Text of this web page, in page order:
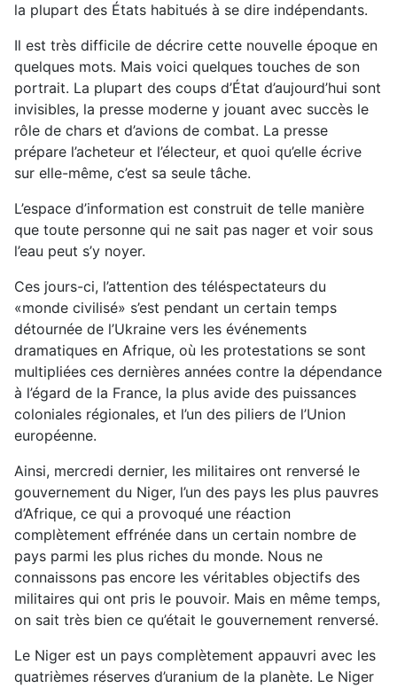
la plupart des États habitués à se dire indépendants.
Il est très difficile de décrire cette nouvelle époque en
quelques mots. Mais voici quelques touches de son
portrait. La plupart des coups d’État d’aujourd’hui sont
invisibles, la presse moderne y jouant avec succès le
rôle de chars et d’avions de combat. La presse
prépare l’acheteur et l’électeur, et quoi qu’elle écrive
sur elle-même, c’est sa seule tâche.
L’espace d’information est construit de telle manière
que toute personne qui ne sait pas nager et voir sous
l’eau peut s’y noyer.
Ces jours-ci, l’attention des téléspectateurs du
«monde civilisé» s’est pendant un certain temps
détournée de l’Ukraine vers les événements
dramatiques en Afrique, où les protestations se sont
multipliées ces dernières années contre la dépendance
à l’égard de la France, la plus avide des puissances
coloniales régionales, et l’un des piliers de l’Union
européenne.
Ainsi, mercredi dernier, les militaires ont renversé le
gouvernement du Niger, l’un des pays les plus pauvres
d’Afrique, ce qui a provoqué une réaction
complètement effrénée dans un certain nombre de
pays parmi les plus riches du monde. Nous ne
connaissons pas encore les véritables objectifs des
militaires qui ont pris le pouvoir. Mais en même temps,
on sait très bien ce qu’était le gouvernement renversé.
Le Niger est un pays complètement appauvri avec les
quatrièmes réserves d’uranium de la planète. Le Niger